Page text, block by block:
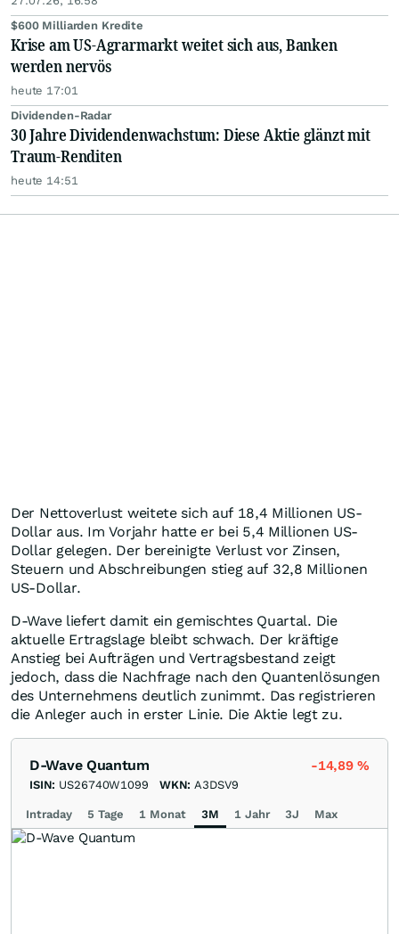
$600 Milliarden Kredite
Krise am US-Agrarmarkt weitet sich aus, Banken
werden nervös
heute 17:01
Dividenden-Radar
30 Jahre Dividendenwachstum: Diese Aktie glänzt mit
Traum-Renditen
heute 14:51
Der Nettoverlust weitete sich auf 18,4 Millionen US-
Dollar aus. Im Vorjahr hatte er bei 5,4 Millionen US-
Dollar gelegen. Der bereinigte Verlust vor Zinsen,
Steuern und Abschreibungen stieg auf 32,8 Millionen
US-Dollar.
D-Wave liefert damit ein gemischtes Quartal. Die
aktuelle Ertragslage bleibt schwach. Der kräftige
Anstieg bei Aufträgen und Vertragsbestand zeigt
jedoch, dass die Nachfrage nach den Quantenlösungen
des Unternehmens deutlich zunimmt. Das registrieren
die Anleger auch in erster Linie. Die Aktie legt zu.
D-Wave Quantum -14,89%
ISIN: US26740W1099 WKN: A3DSV9
Intraday 5 Tage 1 Monat 3M 1 Jahr 3J Max